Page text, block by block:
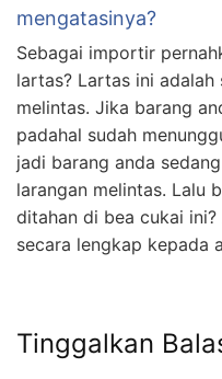
mengatasinya?
Sebagai importir
lartas? Lartas ini
melintas. Jika barang
padahal sudah
jadi barang anda
larangan melintas. Lalu
ditahan di bea cukai
secara lengkap kepada
Tinggalkan